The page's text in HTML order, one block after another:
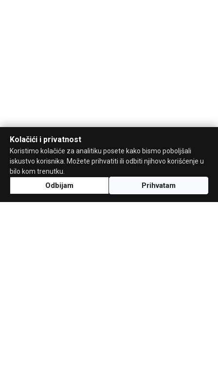
Kolačići i privatnost
Koristimo kolačiće za analitiku posete kako bismo poboljšali
iskustvo korisnika. Možete prihvatiti ili odbiti njihovo korišćenje u
bilo kom trenutku.
Odbijam Prihvatam